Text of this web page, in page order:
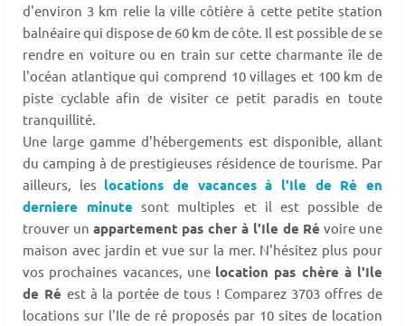
d'environ 3 km relie la ville côtière à cette petite station
balnéaire qui dispose de 60 km de côte. Il est possible de se
rendre en voiture ou en train sur cette charmante île de
l'océan atlantique qui comprend 10 villages et 100 km de
piste cyclable afin de visiter ce petit paradis en toute
tranquillité.
Une large gamme d'hébergements est disponible, allant
du camping à de prestigieuses résidence de tourisme. Par
ailleurs, les locations de vacances à l'Ile de Ré en
derniere minute sont multiples et il est possible de
trouver un appartement pas cher à l'Ile de Ré voire une
maison avec jardin et vue sur la mer. N'hésitez plus pour
vos prochaines vacances, une location pas chère à l'Ile
de Ré est à la portée de tous ! Comparez 3703 offres de
locations sur l'Ile de ré proposés par 10 sites de location